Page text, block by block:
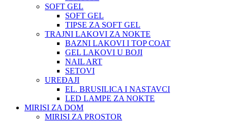
SOFT GEL
SOFT GEL
TIPSE ZA SOFT GEL
TRAJNI LAKOVI ZA NOKTE
BAZNI LAKOVI I TOP COAT
GEL LAKOVI U BOJI
NAIL ART
SETOVI
UREĐAJI
EL. BRUSILICA I NASTAVCI
LED LAMPE ZA NOKTE
MIRISI ZA DOM
MIRISI ZA PROSTOR